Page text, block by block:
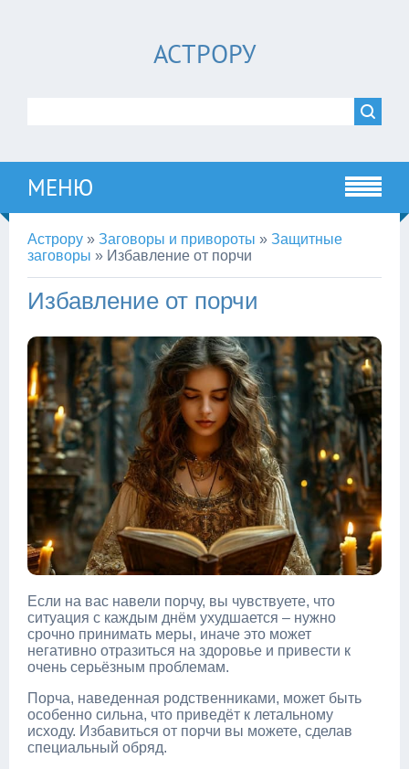
АСТРОРУ
МЕНЮ
Астрору » Заговоры и привороты » Защитные
заговоры » Избавление от порчи
Избавление от порчи
Если на вас навели порчу, вы чувствуете, что
ситуация с каждым днём ухудшается – нужно
срочно принимать меры, иначе это может
негативно отразиться на здоровье и привести к
очень серьёзным проблемам.
Порча, наведенная родственниками, может быть
особенно сильна, что приведёт к летальному
исходу. Избавиться от порчи вы можете, сделав
специальный обряд.